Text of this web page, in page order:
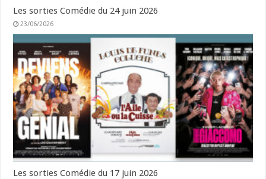
Les sorties Comédie du 24 juin 2026
23/06/2026
Les sorties Comédie du 17 juin 2026